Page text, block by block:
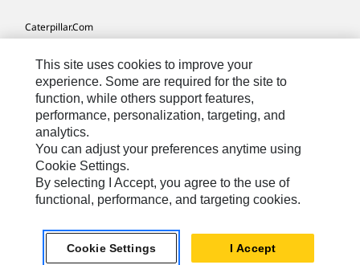
Caterpillar.com
Mes Préférences Marketing
Plan Du Site
Cookie Settings
Mentions Légales
Confidentialité
Africa, Middle East-French© 2026 Caterpillar. Tous droits réservés
This site uses cookies to improve your
experience. Some are required for the site to
function, while others support features,
performance, personalization, targeting, and
analytics.
You can adjust your preferences anytime using
Cookie Settings.
By selecting I Accept, you agree to the use of
functional, performance, and targeting cookies.
Cookie Settings I Accept